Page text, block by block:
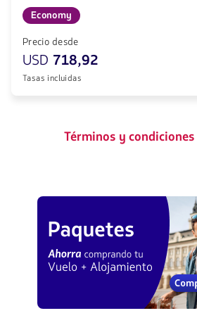
Economy
Precio desde
USD 718,92
Tasas incluidas
Términos y